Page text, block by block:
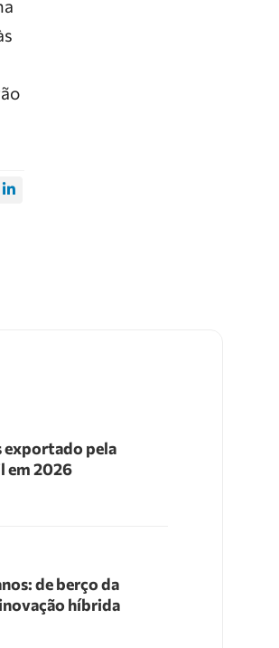
exportado pela
em 2026
de berço da
híbrida